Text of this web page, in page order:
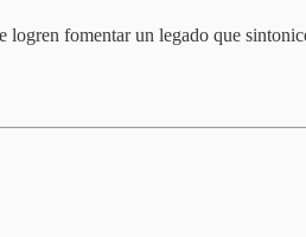
fomentar un legado que